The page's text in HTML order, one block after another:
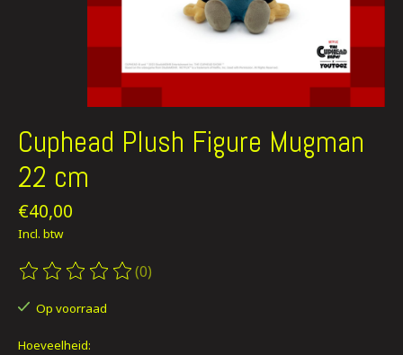
Cuphead Plush Figure Mugman
22 cm
€40,00
Incl. btw
De beoordeling van dit product is
(0)
Op voorraad
Hoeveelheid: